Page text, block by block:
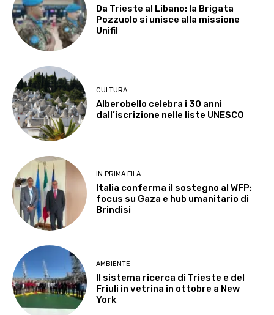
Da Trieste al Libano: la Brigata
Pozzuolo si unisce alla missione
Unifil
CULTURA
Alberobello celebra i 30 anni
dall’iscrizione nelle liste UNESCO
IN PRIMA FILA
Italia conferma il sostegno al WFP:
focus su Gaza e hub umanitario di
Brindisi
AMBIENTE
Il sistema ricerca di Trieste e del
Friuli in vetrina in ottobre a New
York